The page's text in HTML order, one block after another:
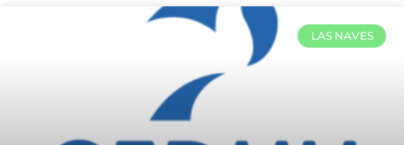
LAS NAVES